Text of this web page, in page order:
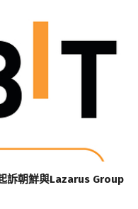
訴朝鮮與Lazarus Group